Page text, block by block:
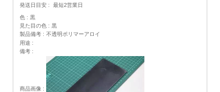
発送日目安
最短2営業日
色
黒
見た目の色
黒
製品備考
不透明ポリマーアロイ
用途
備考
商品画像